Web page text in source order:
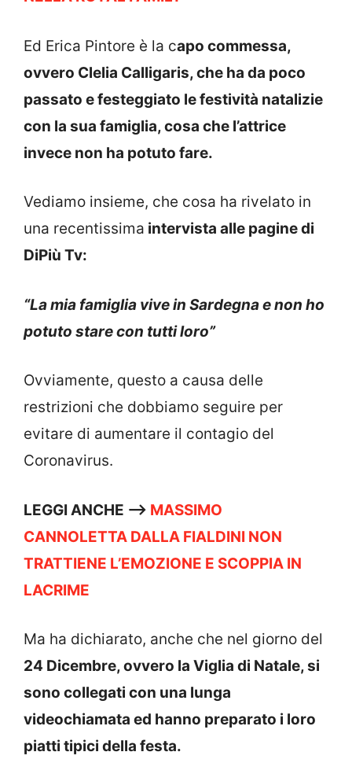
Ed Erica Pintore è la capo commessa,
ovvero Clelia Calligaris, che ha da poco
passato e festeggiato le festività natalizie
con la sua famiglia, cosa che l’attrice
invece non ha potuto fare.
Vediamo insieme, che cosa ha rivelato in
una recentissima intervista alle pagine di
DiPiù Tv:
“La mia famiglia vive in Sardegna e non ho
potuto stare con tutti loro”
Ovviamente, questo a causa delle
restrizioni che dobbiamo seguire per
evitare di aumentare il contagio del
Coronavirus.
LEGGI ANCHE —-> MASSIMO
CANNOLETTA DALLA FIALDINI NON
TRATTIENE L’EMOZIONE E SCOPPIA IN
LACRIME
Ma ha dichiarato, anche che nel giorno del
24 Dicembre, ovvero la Viglia di Natale, si
sono collegati con una lunga
videochiamata ed hanno preparato i loro
piatti tipici della festa.